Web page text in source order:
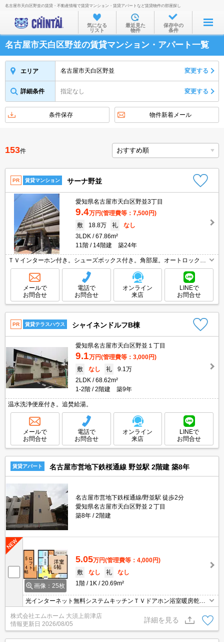
お部屋を探す
沿線・駅から
住所から
家賃相場から
物件特集から
不動産会社から
TOP
名古屋市天白区野並の賃貸・不動産情報で賃貸マンション・賃貸アパートなど賃貸物件の部屋探し
気になる
リスト
最近見た
物件
保存中の
条件
名古屋市天白区野並の賃貸マンション・アパート一覧
エリア 名古屋市天白区野並 変更する
詳細条件 指定なし 変更する
条件保存 物件新着メール
153件
PR 賃貸マンション サーナ野並
愛知県名古屋市天白区野並3丁目
9.4万円(管理費等：7,500円)
敷
18.8万 礼
なし
3LDK
67.86m²
11階
14階建 築24年
ＴＶインターホン付き。シューズボックス付き。角部屋。オートロック。
エレベーターあり。宅配ボックスあり。駅近!朝の苦手な方にオススメ。
メールで
お問合せ
電話で
お問合せ
オンライン
来店
LINEで
お問合せ
PR 賃貸テラスハウス シャイネンドルフB棟
愛知県名古屋市天白区野並１丁目
9.1万円(管理費等：3,000円)
敷
なし 礼
9.1万
2LDK
68.62m²
1-2階
2階建 築9年
温水洗浄便座付き。追焚給湯。
メールで
お問合せ
電話で
お問合せ
オンライン
来店
LINEで
お問合せ
賃貸アパート 名古屋市営地下鉄桜通線 野並駅 2階建 築8年
名古屋市営地下鉄桜通線/野並駅 徒歩2分
愛知県名古屋市天白区野並２丁目
築8年
2階建
画像：25枚
5.05万円(管理費等：4,000円)
敷
なし 礼
なし
1階
1K 20.69m²
光インターネット無料システムキッチンＴＶドアホン浴室暖房乾燥
機コンビニ徒歩2分
株式会社エムホーム 大須上前津店
情報更新日 2026/08/05
詳細を見る